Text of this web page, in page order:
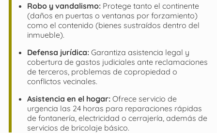
Robo y vandalismo:Protege tanto el continente
(daños en puertas o ventanas por forzamiento)
como el contenido (bienes sustraídos dentro del
inmueble).
Defensa jurídica:Garantiza asistencia legal y
cobertura de gastos judiciales ante reclamaciones
de terceros, problemas de copropiedad o
conflictos vecinales.
Asistencia en el hogar:Ofrece servicio de
urgencia las 24 horas para reparaciones rápidas
de fontanería, electricidad o cerrajería, además de
servicios de bricolaje básico.